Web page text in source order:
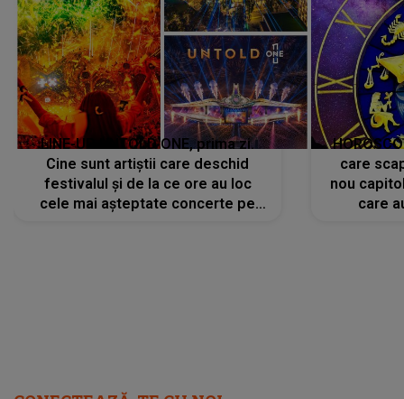
LINE-UP UNTOLD ONE, prima zi.
Cine sunt artiștii care deschid
festivalul și de la ce ore au loc
cele mai așteptate concerte pe
care
nou
care